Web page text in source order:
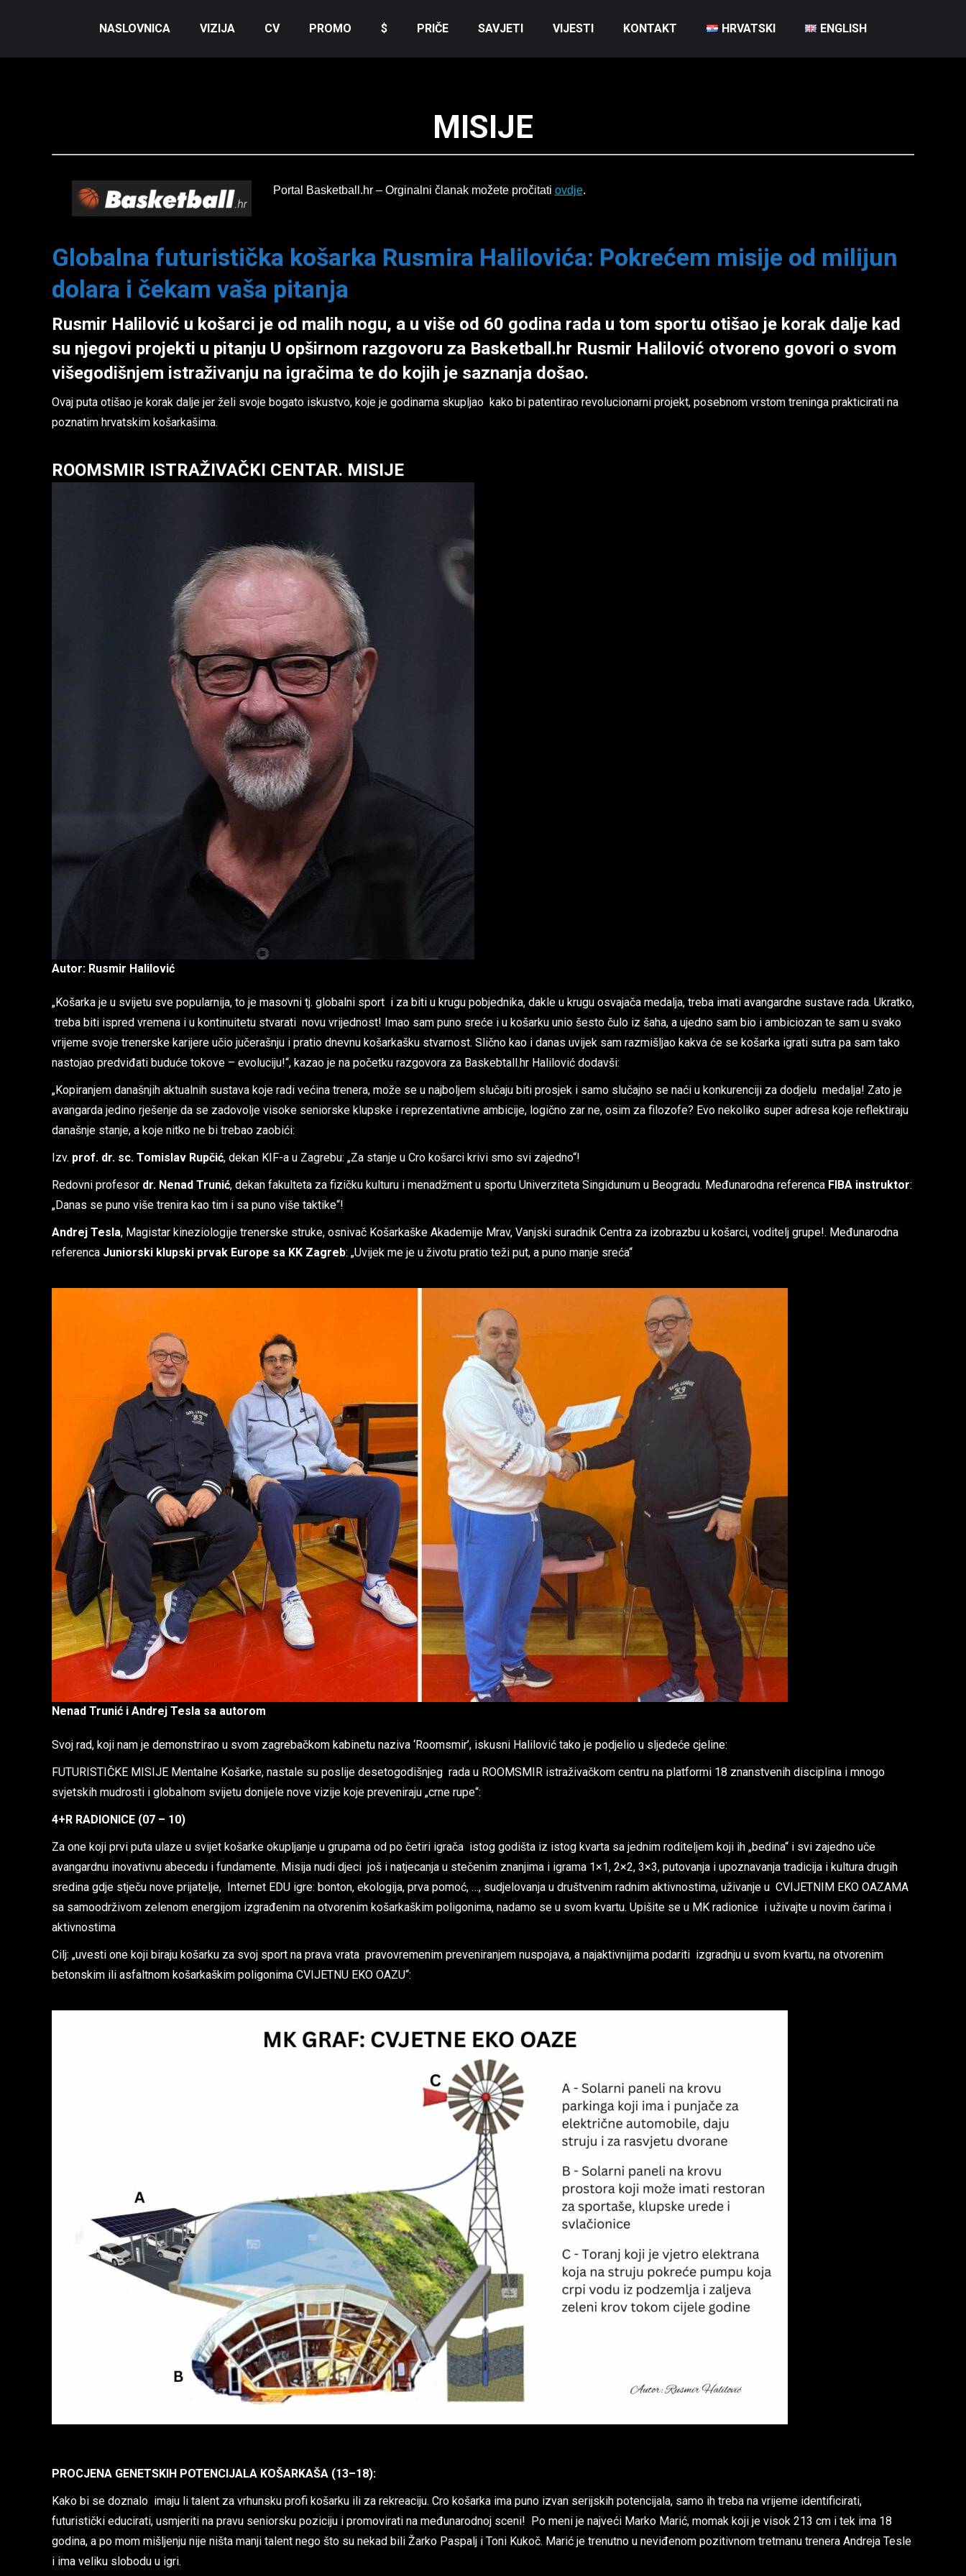
NASLOVNICA VIZIJA CV PROMO $ PRIČE SAVJETI VIJESTI KONTAKT HRVATSKI ENGLISH
MISIJE
Portal Basketball.hr – Orginalni članak možete pročitati ovdje.
Globalna futuristička košarka Rusmira Halilovića: Pokrećem misije od milijun
dolara i čekam vaša pitanja
Rusmir Halilović u košarci je od malih nogu, a u više od 60 godina rada u tom sportu otišao je korak dalje kad
su njegovi projekti u pitanju U opširnom razgovoru za Basketball.hr Rusmir Halilović otvoreno govori o svom
višegodišnjem istraživanju na igračima te do kojih je saznanja došao.
Ovaj puta otišao je korak dalje jer želi svoje bogato iskustvo, koje je godinama skupljao kako bi patentirao revolucionarni projekt, posebnom vrstom treninga prakticirati na
poznatim hrvatskim košarkašima.
ROOMSMIR ISTRAŽIVAČKI CENTAR. MISIJE
Autor: Rusmir Halilović
„Košarka je u svijetu sve popularnija, to je masovni tj. globalni sport i za biti u krugu pobjednika, dakle u krugu osvajača medalja, treba imati avangardne sustave rada. Ukratko,
treba biti ispred vremena i u kontinuitetu stvarati novu vrijednost! Imao sam puno sreće i u košarku unio šesto čulo iz šaha, a ujedno sam bio i ambiciozan te sam u svako
vrijeme svoje trenerske karijere učio jučerašnju i pratio dnevnu košarkašku stvarnost. Slično kao i danas uvijek sam razmišljao kakva će se košarka igrati sutra pa sam tako
nastojao predviđati buduće tokove – evoluciju!“, kazao je na početku razgovora za Baskebtall.hr Halilović dodavši:
„Kopiranjem današnjih aktualnih sustava koje radi većina trenera, može se u najboljem slučaju biti prosjek i samo slučajno se naći u konkurenciji za dodjelu medalja! Zato je
avangarda jedino rješenje da se zadovolje visoke seniorske klupske i reprezentativne ambicije, logično zar ne, osim za filozofe? Evo nekoliko super adresa koje reflektiraju
današnje stanje, a koje nitko ne bi trebao zaobići:
Izv. prof. dr. sc. Tomislav Rupčić, dekan KIF-a u Zagrebu: „Za stanje u Cro košarci krivi smo svi zajedno“!
Redovni profesor dr. Nenad Trunić, dekan fakulteta za fizičku kulturu i menadžment u sportu Univerziteta Singidunum u Beogradu. Međunarodna referenca FIBA instruktor:
„Danas se puno više trenira kao tim i sa puno više taktike“!
Andrej Tesla, Magistar kineziologije trenerske struke, osnivač Košarkaške Akademije Mrav, Vanjski suradnik Centra za izobrazbu u košarci, voditelj grupe!. Međunarodna
referenca Juniorski klupski prvak Europe sa KK Zagreb: „Uvijek me je u životu pratio teži put, a puno manje sreća“
Nenad Trunić i Andrej Tesla sa autorom
Svoj rad, koji nam je demonstrirao u svom zagrebačkom kabinetu naziva ‘Roomsmir’, iskusni Halilović tako je podjelio u sljedeće cjeline:
FUTURISTIČKE MISIJE Mentalne Košarke, nastale su poslije desetogodišnjeg rada u ROOMSMIR istraživačkom centru na platformi 18 znanstvenih disciplina i mnogo
svjetskih mudrosti i globalnom svijetu donijele nove vizije koje preveniraju „crne rupe“:
4+R RADIONICE (07 – 10)
Za one koji prvi puta ulaze u svijet košarke okupljanje u grupama od po četiri igrača istog godišta iz istog kvarta sa jednim roditeljem koji ih „bedina“ i svi zajedno uče
avangardnu inovativnu abecedu i fundamente. Misija nudi djeci još i natjecanja u stečenim znanjima i igrama 1×1, 2×2, 3×3, putovanja i upoznavanja tradicija i kultura drugih
sredina gdje stječu nove prijatelje, Internet EDU igre: bonton, ekologija, prva pomoć, …, sudjelovanja u društvenim radnim aktivnostima, uživanje u CVIJETNIM EKO OAZAMA
sa samoodrživom zelenom energijom izgrađenim na otvorenim košarkaškim poligonima, nadamo se u svom kvartu. Upišite se u MK radionice i uživajte u novim čarima i
aktivnostima
Cilj: „uvesti one koji biraju košarku za svoj sport na prava vrata pravovremenim preveniranjem nuspojava, a najaktivnijima podariti izgradnju u svom kvartu, na otvorenim
betonskim ili asfaltnom košarkaškim poligonima CVIJETNU EKO OAZU“:
PROCJENA GENETSKIH POTENCIJALA KOŠARKAŠA (13–18):
Kako bi se doznalo imaju li talent za vrhunsku profi košarku ili za rekreaciju. Cro košarka ima puno izvan serijskih potencijala, samo ih treba na vrijeme identificirati,
futuristički educirati, usmjeriti na pravu seniorsku poziciju i promovirati na međunarodnoj sceni! Po meni je najveći Marko Marić, momak koji je visok 213 cm i tek ima 18
godina, a po mom mišljenju nije ništa manji talent nego što su nekad bili Žarko Paspalj i Toni Kukoč. Marić je trenutno u neviđenom pozitivnom tretmanu trenera Andreja Tesle
i ima veliku slobodu u igri.